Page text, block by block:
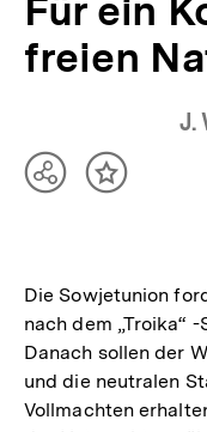
Für ein
freien
J.
TeilenInhalt
Die Sowjetunion
nach dem „Troika“
Danach sollen der
und die neutralen
Vollmachten